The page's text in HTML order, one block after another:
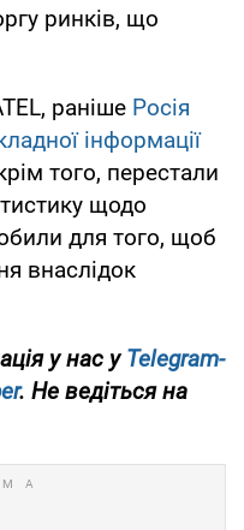
ринків, що
раніше Росія
інформації
того, перестали
щодо
для того, щоб
внаслідок
у нас уTelegram-
. Не ведіться на